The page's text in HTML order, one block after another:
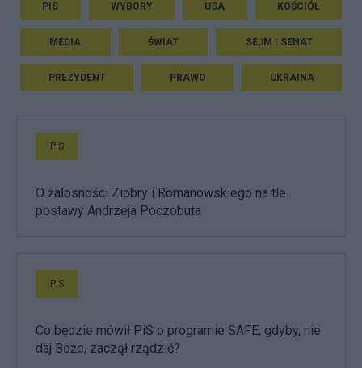
PIS WYBORY USA KOŚCIÓŁ
MEDIA ŚWIAT SEJM I SENAT
PREZYDENT PRAWO UKRAINA
PiS
O żałosności Ziobry i Romanowskiego na tle
postawy Andrzeja Poczobuta
PiS
Co będzie mówił PiS o programie SAFE, gdyby, nie
daj Boże, zaczął rządzić?